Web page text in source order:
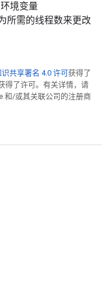
境变量
所需的线程数来更改
识共享署名 4.0 许可获得了
得了许可。有关详情，请
和/或其关联公司的注册商